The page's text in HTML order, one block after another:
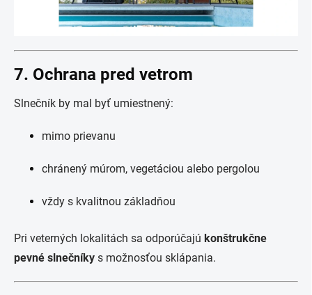
7. Ochrana pred vetrom
Slnečník by mal byť umiestnený:
mimo prievanu
chránený múrom, vegetáciou alebo pergolou
vždy s kvalitnou základňou
Pri veterných lokalitách sa odporúčajú konštrukčne
pevné slnečníky s možnosťou sklápania.